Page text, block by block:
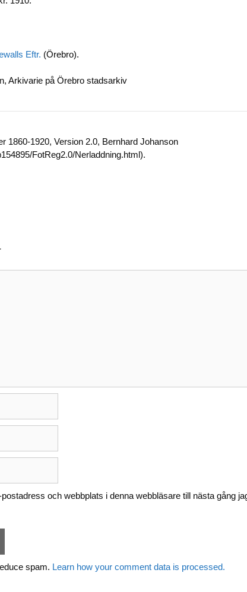
Eftr. (Örebro).
Arkivarie på Örebro stadsarkiv
1860-1920, Version 2.0, Bernhard Johanson
FotReg2.0/Nerladdning.html).
och webbplats i denna webbläsare till nästa gång
spam. Learn how your comment data is processed.